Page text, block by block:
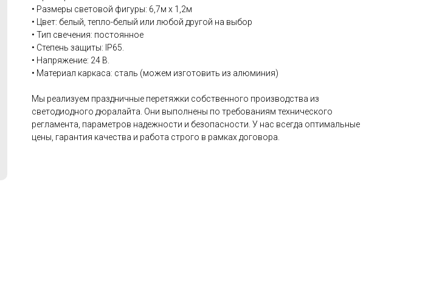
• Размеры световой фигуры: 6,7м х 1,2м
• Цвет: белый, тепло-белый или любой другой на выбор
• Тип свечения: постоянное
• Степень защиты: IP65.
• Напряжение: 24 В.
• Материал каркаса: сталь (можем изготовить из алюминия)
Мы реализуем праздничные перетяжки собственного производства из
светодиодного дюралайта. Они выполнены по требованиям технического
регламента, параметров надежности и безопасности. У нас всегда оптимальные
цены, гарантия качества и работа строго в рамках договора.